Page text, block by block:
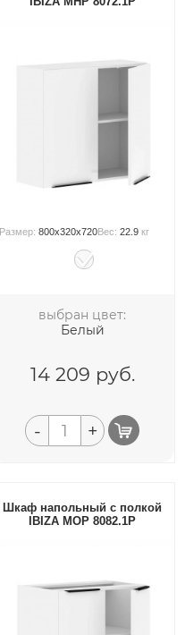
Размер:800x320x720Вес:22.9 кг
выбран цвет:
Белый
14 209 руб.
- +
Шкаф напольный с полкой
IBIZA MOP 8082.1P